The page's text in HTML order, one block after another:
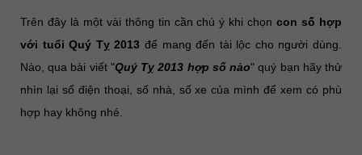
Trên đây là một vài thông tin cần chú ý khi chọncon số hợp
với tuổi Quý Tỵ 2013 để mang đến tài lộc cho người dùng.
Nào, qua bài viết "Quý Tỵ 2013 hợp số nào" quý bạn hãy thử
nhìn lại số điện thoại, số nhà, số xe của mình để xem có phù
hợp hay không nhé.